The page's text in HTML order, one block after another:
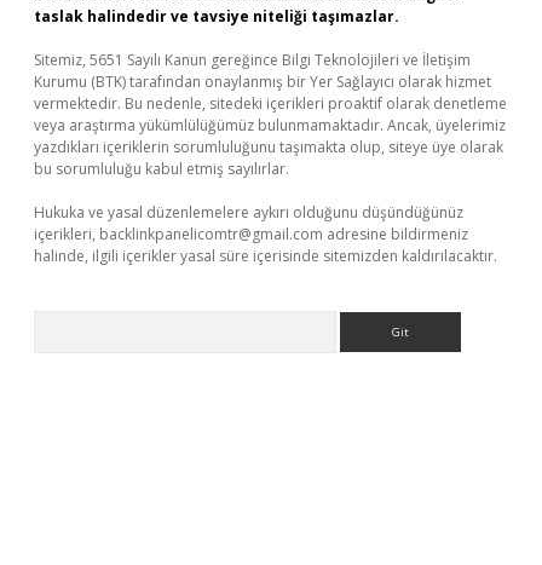
taslak halindedir ve tavsiye niteliği taşımazlar.
Sitemiz, 5651 Sayılı Kanun gereğince Bilgi Teknolojileri ve İletişim
Kurumu (BTK) tarafından onaylanmış bir Yer Sağlayıcı olarak hizmet
vermektedir. Bu nedenle, sitedeki içerikleri proaktif olarak denetleme
veya araştırma yükümlülüğümüz bulunmamaktadır. Ancak, üyelerimiz
yazdıkları içeriklerin sorumluluğunu taşımakta olup, siteye üye olarak
bu sorumluluğu kabul etmiş sayılırlar.
Hukuka ve yasal düzenlemelere aykırı olduğunu düşündüğünüz
içerikleri, backlinkpanelicomtr@gmail.com adresine bildirmeniz
halinde, ilgili içerikler yasal süre içerisinde sitemizden kaldırılacaktır.